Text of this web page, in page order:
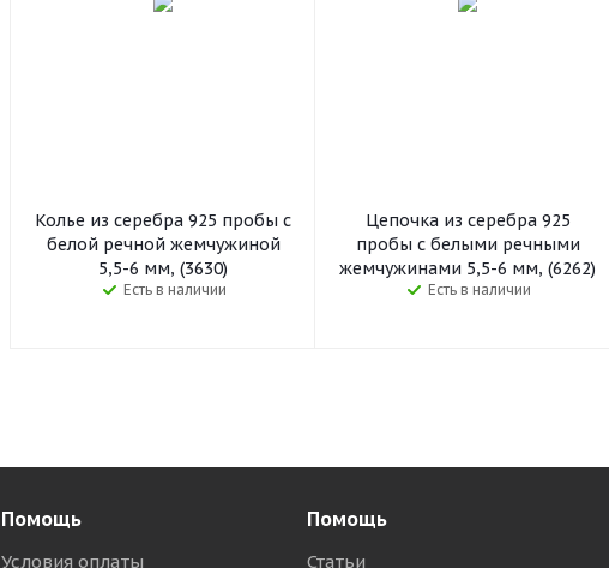
Колье из серебра 925 пробы с
белой речной жемчужиной
5,5-6 мм, (3630)
Есть в наличии
Цепочка из серебра 925
пробы с белыми речными
жемчужинами 5,5-6 мм, (6262)
Есть в наличии
Помощь
Условия оплаты
Помощь
Статьи